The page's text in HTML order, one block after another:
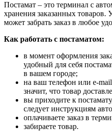
Постамат – это терминал с
хранения заказанных товаров.
может забрать заказ в любое
Как работать с постаматом:
в момент оформления
удобный для себя
в вашем городе;
на ваш телефон или e-
значит, что товар
вы приходите к
следует инструкциям
оплачиваете заказ в
забираете товар.